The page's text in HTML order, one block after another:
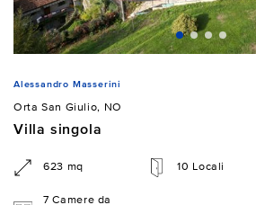
Alessandro Masserini
Orta San Giulio, NO
Villa singola
623 mq 10 Locali
7 Camere da